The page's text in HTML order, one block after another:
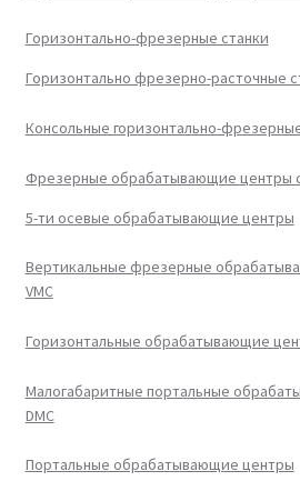
Горизонтально-фрезерные станки
Горизонтально фрезерно-расточные
Консольные горизонтально-
Фрезерные обрабатывающие центры
5-ти осевые обрабатывающие центры
Вертикальные фрезерные
VMC
Горизонтальные обрабатывающие
Малогабаритные портальные
DMC
Портальные обрабатывающие центры